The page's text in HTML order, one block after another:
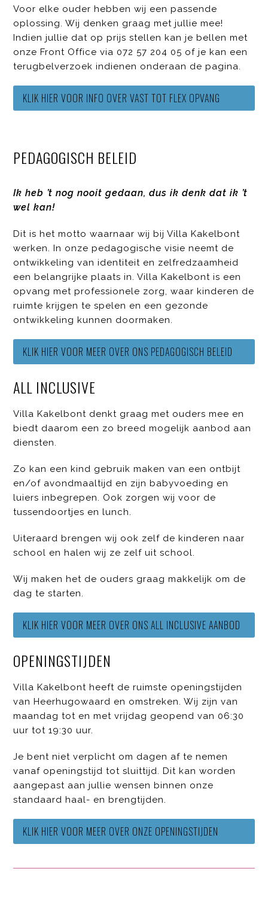
Voor elke ouder hebben wij een passende
oplossing. Wij denken graag met jullie mee!
Indien jullie dat op prijs stellen kan je bellen met
onze Front Office via 072 57 204 05 of je kan een
terugbelverzoek indienen onderaan de pagina.
KLIK HIER VOOR INFO OVER VAST TOT FLEX OPVANG
PEDAGOGISCH BELEID
Ik heb ’t nog nooit gedaan, dus ik denk dat ik ’t
wel kan!
Dit is het motto waarnaar wij bij Villa Kakelbont
werken. In onze pedagogische visie neemt de
ontwikkeling van identiteit en zelfredzaamheid
een belangrijke plaats in. Villa Kakelbont is een
opvang met professionele zorg, waar kinderen de
ruimte krijgen te spelen en een gezonde
ontwikkeling kunnen doormaken.
KLIK HIER VOOR MEER OVER ONS PEDAGOGISCH BELEID
ALL INCLUSIVE
Villa Kakelbont denkt graag met ouders mee en
biedt daarom een zo breed mogelijk aanbod aan
diensten.
Zo kan een kind gebruik maken van een ontbijt
en/of avondmaaltijd en zijn babyvoeding en
luiers inbegrepen. Ook zorgen wij voor de
tussendoortjes en lunch.
Uiteraard brengen wij ook zelf de kinderen naar
school en halen wij ze zelf uit school.
Wij maken het de ouders graag makkelijk om de
dag te starten.
KLIK HIER VOOR MEER OVER ONS ALL INCLUSIVE AANBOD
OPENINGSTIJDEN
Villa Kakelbont heeft de ruimste openingstijden
van Heerhugowaard en omstreken. Wij zijn van
maandag tot en met vrijdag geopend van 06:30
uur tot 19:30 uur.
Je bent niet verplicht om dagen af te nemen
vanaf openingstijd tot sluittijd. Dit kan worden
aangepast aan jullie wensen binnen onze
standaard haal- en brengtijden.
KLIK HIER VOOR MEER OVER ONZE OPENINGSTIJDEN